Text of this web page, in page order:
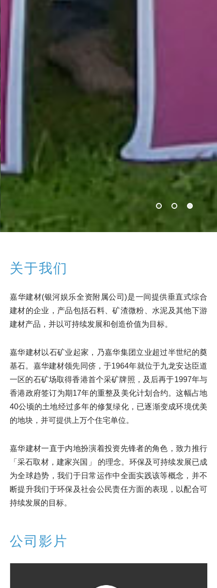
关于我们
嘉华建材(银河娱乐全资附属公司)是一间提供垂直式综合
建材的企业，产品包括石料、矿渣微粉、水泥及其他下游
建材产品，并以可持续发展和创造价值为目标。
嘉华建材以石矿业起家，乃嘉华集团立业超过半世纪的奠
基石。嘉华建材领先同侪，于1964年就位于九龙安达臣道
一区的石矿场取得香港首个采矿牌照，及后再于1997年与
香港政府签订为期17年的重整及美化计划合约。这幅占地
40公顷的土地经过多年的修复绿化，已逐渐变成环境优美
的地块，并可提供上万个住宅单位。
嘉华建材一直于内地扮演着投资先锋者的角色，致力推行
「采石取材，建家兴国」 的理念。环保及可持续发展已成
为全球趋势，我们于日常运作中全面实践该等概念，并不
断提升我们于环保及社会公民责任方面的表现，以配合可
持续发展的目标。
公司影片